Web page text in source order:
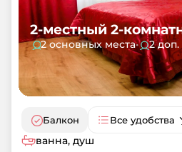
2-местный 2-
2 основных места• 2
Балкон Все удобства
ванна, душ